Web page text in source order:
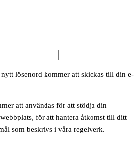
lösenord kommer att skickas till din e-
att användas för att stödja din
för att hantera åtkomst till ditt
som beskrivs i våra regelverk.